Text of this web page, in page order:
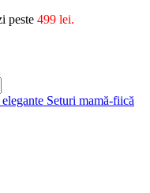
peste 499 lei.
Seturi mamă-fiică